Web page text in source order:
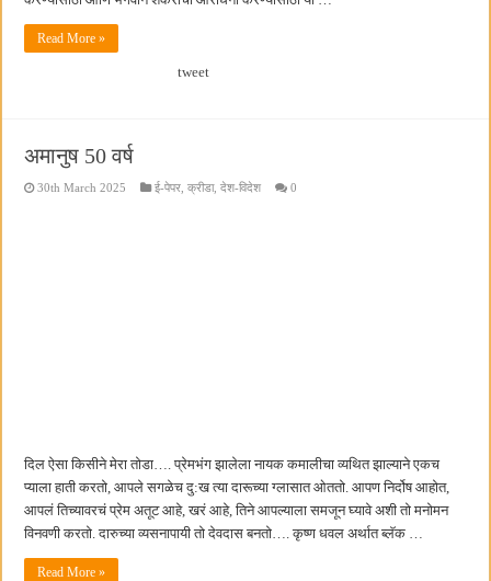
Read More »
tweet
अमानुष 50 वर्ष
30th March 2025 ई-पेपर ,क्रीडा,देश-विदेश 0
दिल ऐसा किसीने मेरा तोडा…. प्रेमभंग झालेला नायक कमालीचा व्यथित झाल्याने एकच
प्याला हाती करतो, आपले सगळेच दु:ख त्या दारूच्या ग्लासात ओततो. आपण निर्दोष आहोत,
आपलं तिच्यावरचं प्रेम अतूट आहे, खरं आहे, तिने आपल्याला समजून घ्यावे अशी तो मनोमन
विनवणी करतो. दारुच्या व्यसनापायी तो देवदास बनतो…. कृष्ण धवल अर्थात ब्लॅक …
Read More »